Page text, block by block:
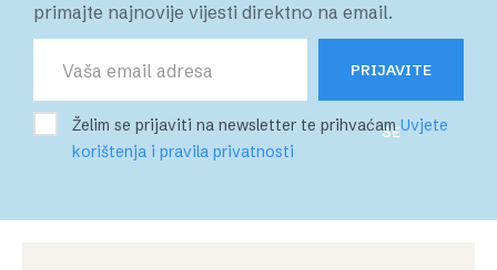
primajte najnovije vijesti direktno na email.
PRIJAVITE
SE
Želim se prijaviti na newsletter te prihvaćamUvjete
korištenja i pravila privatnosti